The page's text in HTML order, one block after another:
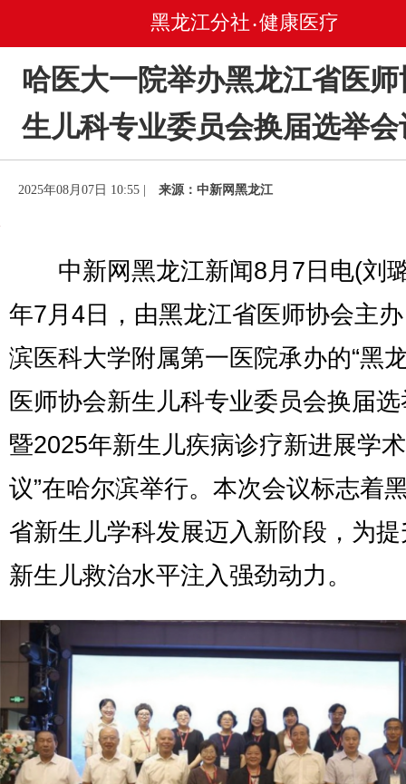
黑龙江分社 • 健康医疗
哈医大一院举办黑龙江省医
生儿科专业委员会换届选举
2025年08月07日 10:55 | 来源：中新网黑龙江
中新网黑龙江新闻8月7日电(刘
年7月4日，由黑龙江省医师协会主
滨医科大学附属第一医院承办的“黑
医师协会新生儿科专业委员会换届
暨2025年新生儿疾病诊疗新进展学
议”在哈尔滨举行。本次会议标志着
省新生儿学科发展迈入新阶段，为
新生儿救治水平注入强劲动力。